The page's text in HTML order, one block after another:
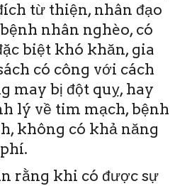
từ thiện, nhân đạo
nhân nghèo, có
biệt khó khăn, gia
có công với cách
may bị đột quỵ, hay
lý về tim mạch, bệnh
không có khả năng
rằng khi có được sự